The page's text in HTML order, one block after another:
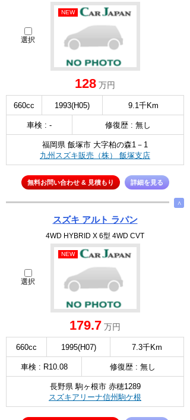
選択
NEW
128 万円
660cc 1993(H05) 9.1千Km
車検 : - 修復歴 : 無し
福岡県 飯塚市 大字柏の森1－1
九州スズキ販売（株） 飯塚支店
無料お問い合わせ & 見積もり 詳細を見る
∧
スズキ アルト ラパン
4WD HYBRID X 6型 4WD CVT
選択
NEW
179.7 万円
660cc 1995(H07) 7.3千Km
車検 : R10.08 修復歴 : 無し
長野県 駒ヶ根市 赤穂1289
スズキアリーナ信州駒ケ根